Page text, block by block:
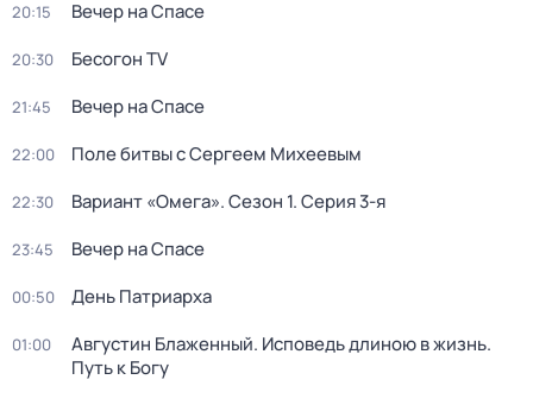
20:15 Вечер на Спасе
20:30 Бесогон TV
21:45 Вечер на Спасе
22:00 Поле битвы с Сергеем Михеевым
22:30 Вариант «Омега». Сезон 1. Серия 3-я
23:45 Вечер на Спасе
00:50 День Патриарха
01:00
Августин Блаженный. Исповедь длиною в жизнь.
Путь к Богу